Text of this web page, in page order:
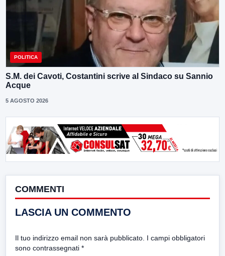
POLITICA
S.M. dei Cavoti, Costantini scrive al Sindaco su Sannio
Acque
5 AGOSTO 2026
COMMENTI
LASCIA UN COMMENTO
Il tuo indirizzo email non sarà pubblicato. I campi obbligatori
sono contrassegnati *